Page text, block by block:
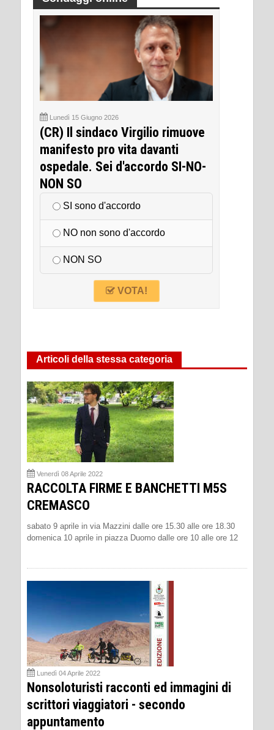
Lunedì 15 Giugno 2026
(CR) Il sindaco Virgilio rimuove
manifesto pro vita davanti
ospedale. Sei d'accordo SI-NO-
NON SO
SI sono d'accordo
NO non sono d'accordo
NON SO
VOTA!
Articoli della stessa categoria
Venerdì 08 Aprile 2022
RACCOLTA FIRME E BANCHETTI M5S
CREMASCO
sabato 9 aprile in via Mazzini dalle ore 15.30 alle ore 18.30
domenica 10 aprile in piazza Duomo dalle ore 10 alle ore 12
Lunedì 04 Aprile 2022
Nonsoloturisti racconti ed immagini di
scrittori viaggiatori - secondo
appuntamento